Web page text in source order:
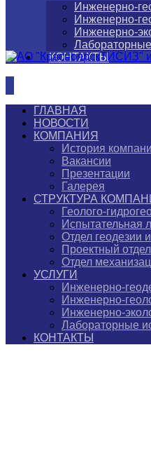
Инженерно-
Инженерно-
Инженерно-
КОНТАКТЫ
ГЛАВНАЯ
НОВОСТИ
КОМПАНИЯ
История
Вакансии
Презентации
Галерея
СТРУКТУРА
Геолого-
Испытательная
Отдел геодезии
Проектный отдел
Отдел
УСЛУГИ
Инженерно-
Инженерно-
Инженерно-
Лабораторные
КОНТАКТЫ